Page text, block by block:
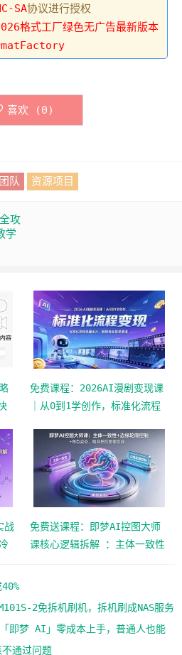
SA协议进行授权
格式工厂绿色无广告最新版本
喜欢 (0)
队 资源项目
攻
学
免费课程：2026AI漫剧变现课
｜从0到1学创作，标准化流程
战
免费送课程：即梦AI控图大师
课核心逻辑拆解 ：主体一致性
2免拆机刷机，拆机刷成NAS服务
即梦 AI」零成本上手，普通人也能
通过问题